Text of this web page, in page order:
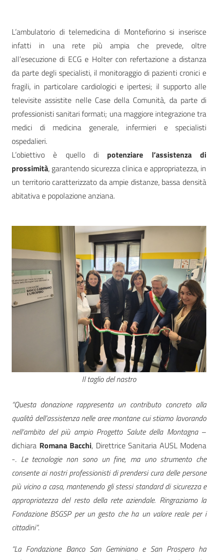
L’ambulatorio di telemedicina di Montefiorino si inserisce
infatti in una rete più ampia che prevede, oltre
all’esecuzione di ECG e Holter con refertazione a distanza
da parte degli specialisti, il monitoraggio di pazienti cronici e
fragili, in particolare cardiologici e ipertesi; il supporto alle
televisite assistite nelle Case della Comunità, da parte di
professionisti sanitari formati; una maggiore integrazione tra
medici di medicina generale, infermieri e specialisti
ospedalieri.
L’obiettivo è quello di potenziare l’assistenza di
prossimità, garantendo sicurezza clinica e appropriatezza, in
un territorio caratterizzato da ampie distanze, bassa densità
abitativa e popolazione anziana.
Il taglio del nastro
“Questa donazione rappresenta un contributo concreto alla
qualità dell’assistenza nelle aree montane cui stiamo lavorando
nell’ambito del più ampio Progetto Salute della Montagna–
dichiara Romana Bacchi, Direttrice Sanitaria AUSL Modena
-. Le tecnologie non sono un fine, ma uno strumento che
consente ai nostri professionisti di prendersi cura delle persone
più vicino a casa, mantenendo gli stessi standard di sicurezza e
appropriatezza del resto della rete aziendale. Ringraziamo la
Fondazione BSGSP per un gesto che ha un valore reale per i
cittadini”.
“La Fondazione Banco San Geminiano e San Prospero ha